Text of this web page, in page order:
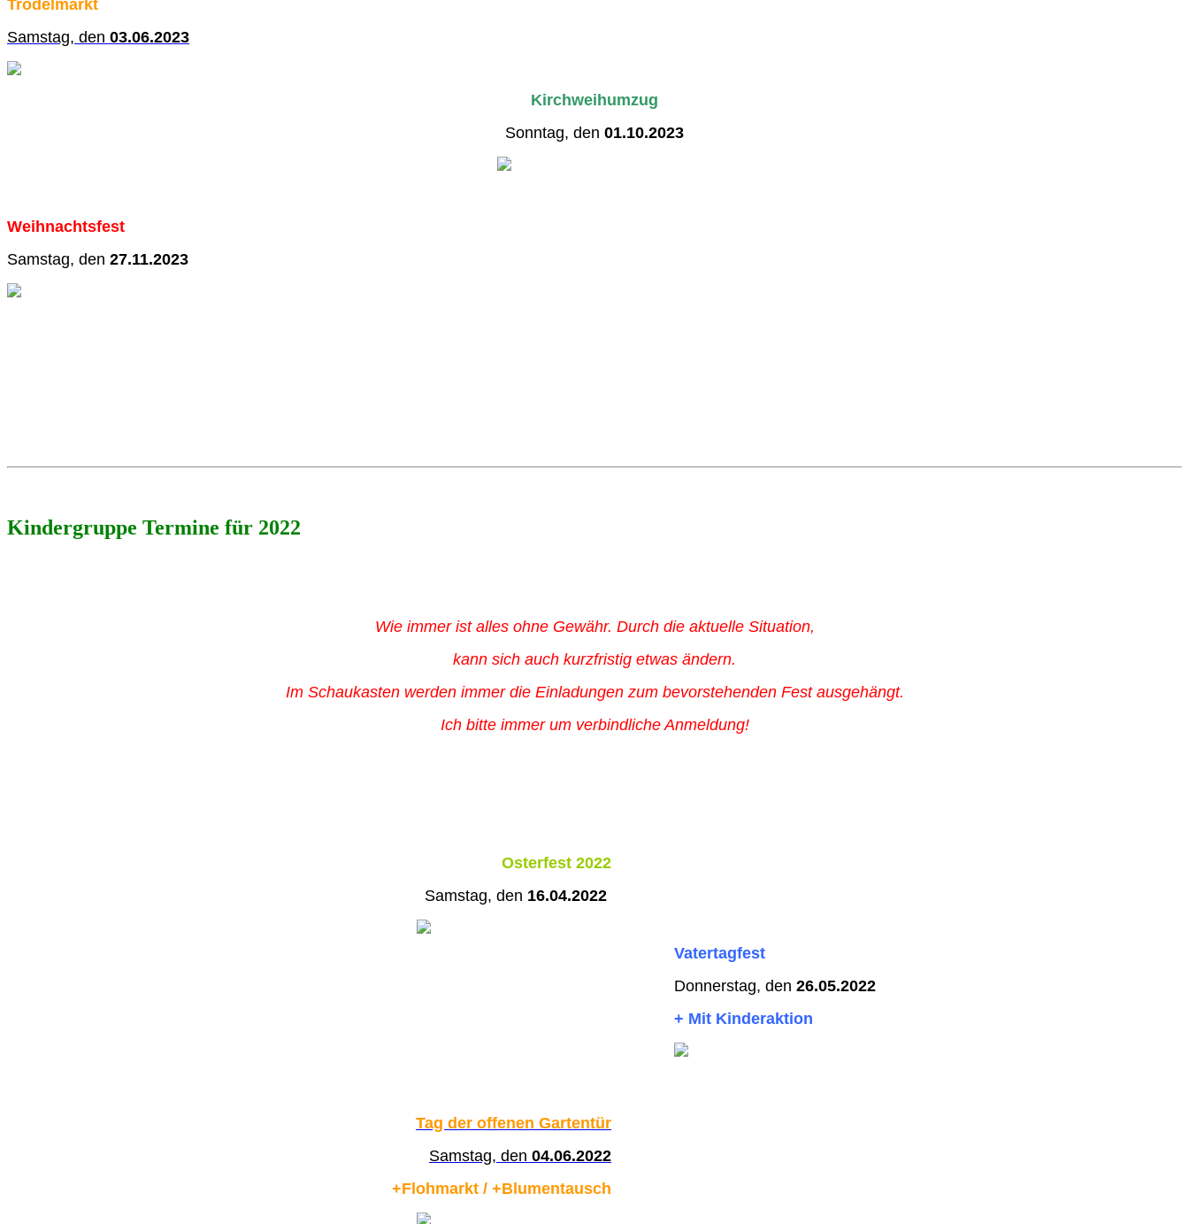
Trödelmarkt
Samstag, den 03.06.2023
Kirchweihumzug
Sonntag, den 01.10.2023
Weihnachtsfest
Samstag, den 27.11.2023
Kindergruppe Termine für 2022
Wie immer ist alles ohne Gewähr. Durch die aktuelle Situation,
kann sich auch kurzfristig etwas ändern.
Im Schaukasten werden immer die Einladungen zum bevorstehenden Fest ausgehängt.
Ich bitte immer um verbindliche Anmeldung!
Osterfest 2022
Samstag, den 16.04.2022
Vatertagfest
Donnerstag, den 26.05.2022
+ Mit Kinderaktion
Tag der offenen Gartentür
Samstag, den 04.06.2022
+Flohmarkt / +Blumentausch